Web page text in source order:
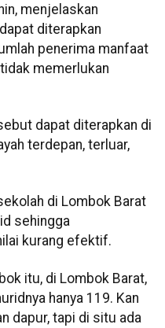
menjelaskan
diterapkan
penerima manfaat
memerlukan
dapat diterapkan di
terdepan, terluar,
di Lombok Barat
sehingga
kurang efektif.
itu, di Lombok Barat,
hanya 119. Kan
dapur, tapi di situ ada